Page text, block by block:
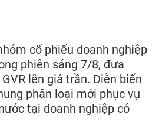
cổ phiếu doanh nghiệp
phiên sáng 7/8, đưa
lên giá trần. Diễn biến
phân loại mới phục vụ
tại doanh nghiệp có